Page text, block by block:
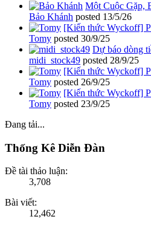
Một Cuộc Gặp,
Bảo Khánh posted 13/5/26
[Kiến thức Wyckoff]
Tomy posted 30/9/25
Dự báo dòng
midi_stock49 posted 28/9/25
[Kiến thức Wyckoff]
Tomy posted 26/9/25
[Kiến thức Wyckoff]
Tomy posted 23/9/25
Đang tải...
Thống Kê Diễn Đàn
Đề tài thảo luận:
3,708
Bài viết:
12,462